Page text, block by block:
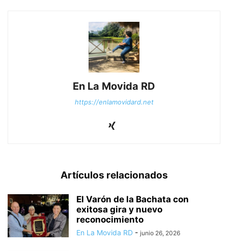
En La Movida RD
https://enlamovidard.net
Artículos relacionados
El Varón de la Bachata con
exitosa gira y nuevo
reconocimiento
En La Movida RD - junio 26, 2026